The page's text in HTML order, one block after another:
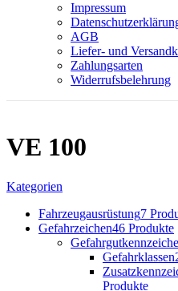
Impressum
AGB
Liefer- und
Zahlungsarten
Widerrufsbelehrung
VE 100
Kategorien
Fahrzeugausrüstung7
Gefahrzeichen46 Produkte
Gefahrklassen
Produkte